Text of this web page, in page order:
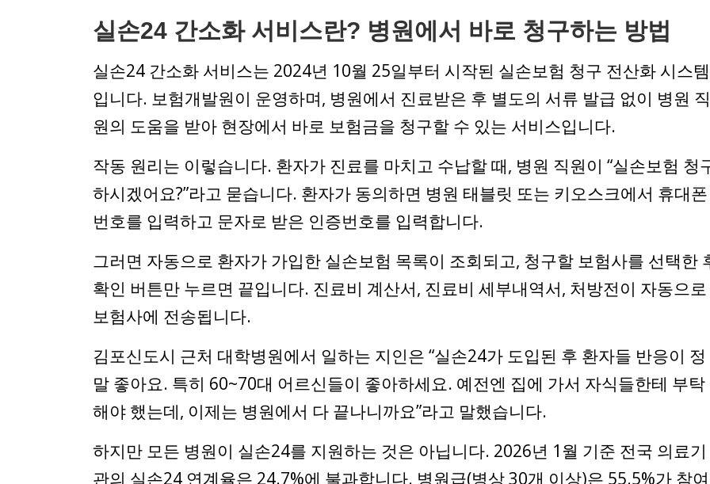
실손24 간소화 서비스란? 병원에서 바로 청구하는 방법
실손24 간소화 서비스는 2024년 10월 25일부터 시작된 실손보험 청구 전산화 시스템
입니다. 보험개발원이 운영하며, 병원에서 진료받은 후 별도의 서류 발급 없이 병원 직
원의 도움을 받아 현장에서 바로 보험금을 청구할 수 있는 서비스입니다.
작동 원리는 이렇습니다. 환자가 진료를 마치고 수납할 때, 병원 직원이 “실손보험 청
하시겠어요?”라고 묻습니다. 환자가 동의하면 병원 태블릿 또는 키오스크에서 휴대폰
번호를 입력하고 문자로 받은 인증번호를 입력합니다.
그러면 자동으로 환자가 가입한 실손보험 목록이 조회되고, 청구할 보험사를 선택한
확인 버튼만 누르면 끝입니다. 진료비 계산서, 진료비 세부내역서, 처방전이 자동으로
보험사에 전송됩니다.
김포신도시 근처 대학병원에서 일하는 지인은 “실손24가 도입된 후 환자들 반응이 정
말 좋아요. 특히 60~70대 어르신들이 좋아하세요. 예전엔 집에 가서 자식들한테 부탁
해야 했는데, 이제는 병원에서 다 끝나니까요”라고 말했습니다.
하지만 모든 병원이 실손24를 지원하는 것은 아닙니다. 2026년 1월 기준 전국 의료기
관의 실손24 연계율은 24.7%에 불과합니다. 병원급(병상 30개 이상)은 55.5%가 참여